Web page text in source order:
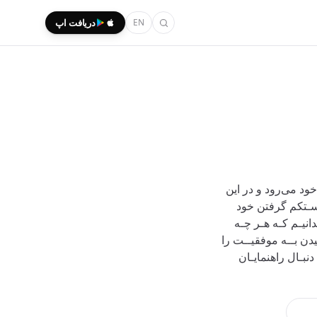
EN دریافت اپ
می‌رود و در این
گرفتن خود
کـه هـر چـه
بــه موفقیــت را
راهنمایـان